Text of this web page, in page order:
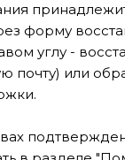
форму
углу -
почту) или